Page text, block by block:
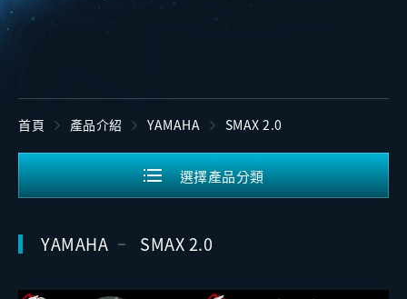
首頁 產品介紹 YAMAHA SMAX 2.0
選擇產品分類
YAMAHA SMAX 2.0